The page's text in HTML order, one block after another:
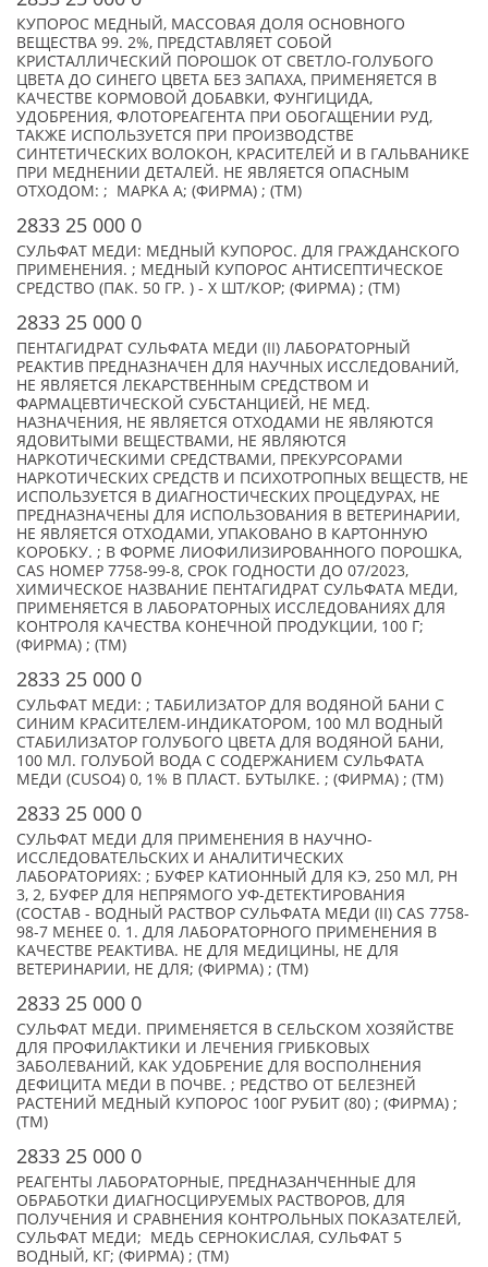
КУПОРОС МЕДНЫЙ, МАССОВАЯ ДОЛЯ ОСНОВНОГО
ВЕЩЕСТВА 99. 2%, ПРЕДСТАВЛЯЕТ СОБОЙ
КРИСТАЛЛИЧЕСКИЙ ПОРОШОК ОТ СВЕТЛО-ГОЛУБОГО
ЦВЕТА ДО СИНЕГО ЦВЕТА БЕЗ ЗАПАХА, ПРИМЕНЯЕТСЯ В
КАЧЕСТВЕ КОРМОВОЙ ДОБАВКИ, ФУНГИЦИДА,
УДОБРЕНИЯ, ФЛОТОРЕАГЕНТА ПРИ ОБОГАЩЕНИИ РУД,
ТАКЖЕ ИСПОЛЬЗУЕТСЯ ПРИ ПРОИЗВОДСТВЕ
СИНТЕТИЧЕСКИХ ВОЛОКОН, КРАСИТЕЛЕЙ И В ГАЛЬВАНИКЕ
ПРИ МЕДНЕНИИ ДЕТАЛЕЙ. НЕ ЯВЛЯЕТСЯ ОПАСНЫМ
ОТХОДОМ: ; МАРКА А; (ФИРМА) ; (TM)
2833 25 000 0
СУЛЬФАТ МЕДИ: МЕДНЫЙ КУПОРОС. ДЛЯ ГРАЖДАНСКОГО
ПРИМЕНЕНИЯ. ; МЕДНЫЙ КУПОРОС АНТИСЕПТИЧЕСКОЕ
СРЕДСТВО (ПАК. 50 ГР. ) - X ШТ/КОР; (ФИРМА) ; (TM)
2833 25 000 0
ПЕНТАГИДРАТ СУЛЬФАТА МЕДИ (II) ЛАБОРАТОРНЫЙ
РЕАКТИВ ПРЕДНАЗНАЧЕН ДЛЯ НАУЧНЫХ ИССЛЕДОВАНИЙ,
НЕ ЯВЛЯЕТСЯ ЛЕКАРСТВЕННЫМ СРЕДСТВОМ И
ФАРМАЦЕВТИЧЕСКОЙ СУБСТАНЦИЕЙ, НЕ МЕД.
НАЗНАЧЕНИЯ, НЕ ЯВЛЯЕТСЯ ОТХОДАМИ НЕ ЯВЛЯЮТСЯ
ЯДОВИТЫМИ ВЕЩЕСТВАМИ, НЕ ЯВЛЯЮТСЯ
НАРКОТИЧЕСКИМИ СРЕДСТВАМИ, ПРЕКУРСОРАМИ
НАРКОТИЧЕСКИХ СРЕДСТВ И ПСИХОТРОПНЫХ ВЕЩЕСТВ, НЕ
ИСПОЛЬЗУЕТСЯ В ДИАГНОСТИЧЕСКИХ ПРОЦЕДУРАХ, НЕ
ПРЕДНАЗНАЧЕНЫ ДЛЯ ИСПОЛЬЗОВАНИЯ В ВЕТЕРИНАРИИ,
НЕ ЯВЛЯЕТСЯ ОТХОДАМИ, УПАКОВАНО В КАРТОННУЮ
КОРОБКУ. ; В ФОРМЕ ЛИОФИЛИЗИРОВАННОГО ПОРОШКА,
CAS НОМЕР 7758-99-8, СРОК ГОДНОСТИ ДО 07/2023,
ХИМИЧЕСКОЕ НАЗВАНИЕ ПЕНТАГИДРАТ СУЛЬФАТА МЕДИ,
ПРИМЕНЯЕТСЯ В ЛАБОРАТОРНЫХ ИССЛЕДОВАНИЯХ ДЛЯ
КОНТРОЛЯ КАЧЕСТВА КОНЕЧНОЙ ПРОДУКЦИИ, 100 Г;
(ФИРМА) ; (TM)
2833 25 000 0
СУЛЬФАТ МЕДИ: ; ТАБИЛИЗАТОР ДЛЯ ВОДЯНОЙ БАНИ С
СИНИМ КРАСИТЕЛЕМ-ИНДИКАТОРОМ, 100 МЛ ВОДНЫЙ
СТАБИЛИЗАТОР ГОЛУБОГО ЦВЕТА ДЛЯ ВОДЯНОЙ БАНИ,
100 МЛ. ГОЛУБОЙ ВОДА С СОДЕРЖАНИЕМ СУЛЬФАТА
МЕДИ (CUSO4) 0, 1% В ПЛАСТ. БУТЫЛКЕ. ; (ФИРМА) ; (TM)
2833 25 000 0
СУЛЬФАТ МЕДИ ДЛЯ ПРИМЕНЕНИЯ В НАУЧНО-
ИССЛЕДОВАТЕЛЬСКИХ И АНАЛИТИЧЕСКИХ
ЛАБОРАТОРИЯХ: ; БУФЕР КАТИОННЫЙ ДЛЯ КЭ, 250 МЛ, PH
3, 2, БУФЕР ДЛЯ НЕПРЯМОГО УФ-ДЕТЕКТИРОВАНИЯ
(СОСТАВ - ВОДНЫЙ РАСТВОР СУЛЬФАТА МЕДИ (II) CAS 7758-
98-7 МЕНЕЕ 0. 1. ДЛЯ ЛАБОРАТОРНОГО ПРИМЕНЕНИЯ В
КАЧЕСТВЕ РЕАКТИВА. НЕ ДЛЯ МЕДИЦИНЫ, НЕ ДЛЯ
ВЕТЕРИНАРИИ, НЕ ДЛЯ; (ФИРМА) ; (TM)
2833 25 000 0
СУЛЬФАТ МЕДИ. ПРИМЕНЯЕТСЯ В СЕЛЬСКОМ ХОЗЯЙСТВЕ
ДЛЯ ПРОФИЛАКТИКИ И ЛЕЧЕНИЯ ГРИБКОВЫХ
ЗАБОЛЕВАНИЙ, КАК УДОБРЕНИЕ ДЛЯ ВОСПОЛНЕНИЯ
ДЕФИЦИТА МЕДИ В ПОЧВЕ. ; РЕДСТВО ОТ БЕЛЕЗНЕЙ
РАСТЕНИЙ МЕДНЫЙ КУПОРОС 100Г РУБИТ (80) ; (ФИРМА) ;
(TM)
2833 25 000 0
РЕАГЕНТЫ ЛАБОРАТОРНЫЕ, ПРЕДНАЗАНЧЕННЫЕ ДЛЯ
ОБРАБОТКИ ДИАГНОСЦИРУЕМЫХ РАСТВОРОВ, ДЛЯ
ПОЛУЧЕНИЯ И СРАВНЕНИЯ КОНТРОЛЬНЫХ ПОКАЗАТЕЛЕЙ,
СУЛЬФАТ МЕДИ; МЕДЬ СЕРНОКИСЛАЯ, СУЛЬФАТ 5
ВОДНЫЙ, КГ; (ФИРМА) ; (TM)